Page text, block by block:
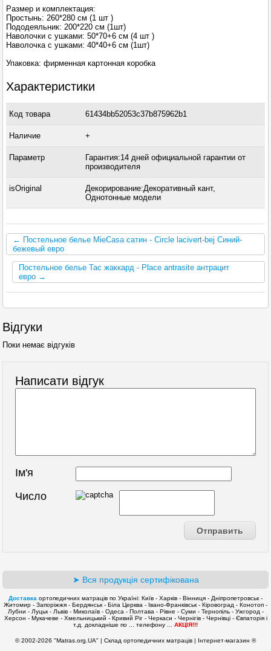
Размер и комплектация:
Простынь: 260*280 см (1 шт )
Пододеяльник: 200*220 см (1шт)
Наволочки с ушками: 50*70+6 см (4 шт )
Наволочка с ушками: 40*40+6 см (1шт)
Упаковка: фирменная картонная коробка
Характеристики
Код товара 61434bb52053c37b875962b1
Наличие +
Параметр
Гарантия:14 дней официальной гарантии от
производителя
isOriginal
Декорирование:Декоративный кант,
Однотонные модели
← Постельное белье MieCasa сатин - Circle lacivert-bej Синий-
бежевый евро
Постельное белье Tac жаккард - Place antrasite антрацит
евро →
Відгуки
Поки немає відгуків
Написати відгук
Ім'я
Число
➤ Вся продукція сертифікована
Доставка ортопедичних матраців по Україні: Київ - Харків - Вінниця - Дніпропетровськ -
Житомир - Запоріжжя - Бердянськ - Біла Церква - Івано-Франківськ - Кіровоград - Конотоп -
Лубни - Луцьк - Львів - Миколаїв - Одеса - Полтава - Рівне - Суми - Тернопіль - Ужгород -
Херсон - Мукачеве - Хмельницький - Кривий Ріг - Черкаси - Чернігів - Чернівці - Євпаторія і
т.д. докладніше по ... телефону ... АКЦІЯ!!!
© 2002-2026 "Matras.org.UA" | Склад ортопедичних матраців | Інтернет-магазин ®